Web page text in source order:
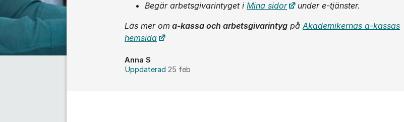
Begär arbetsgivarintyget i Mina sidor
under e-tjänster.
Läs mer om a-kassa och arbetsgivarintyg påAkademikernas a-kassas
hemsida
Anna S
Uppdaterad 25 feb